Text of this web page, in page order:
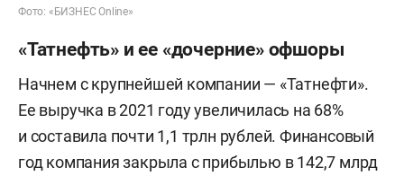
Фото: «БИЗНЕС Online»
«Татнефть» и ее «дочерние» офшоры
Начнем с крупнейшей компании — «Татнефти».
Ее выручка в 2021 году увеличилась на 68%
и составила почти 1,1 трлн рублей. Финансовый
год компания закрыла с прибылью в 142,7 млрд